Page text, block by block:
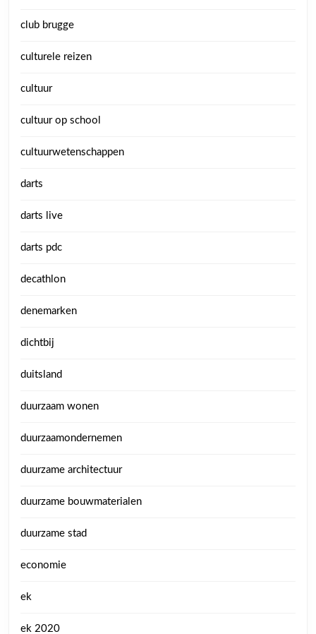
club brugge
culturele reizen
cultuur
cultuur op school
cultuurwetenschappen
darts
darts live
darts pdc
decathlon
denemarken
dichtbij
duitsland
duurzaam wonen
duurzaamondernemen
duurzame architectuur
duurzame bouwmaterialen
duurzame stad
economie
ek
ek 2020